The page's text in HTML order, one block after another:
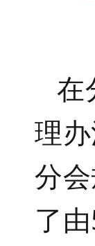
在
理
分
了由